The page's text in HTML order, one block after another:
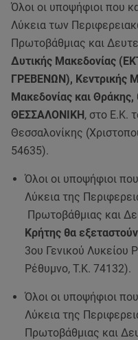
Όλοι οι υποψήφιοι που
Λύκεια των
Πρωτοβάθμιας και
Δυτικής Μακεδονίας
ΓΡΕΒΕΝΩΝ), Κεντρικής
Μακεδονίας και Θράκης,
ΘΕΣΣΑΛΟΝΙΚΗ, στο Ε.Κ.
Θεσσαλονίκης
54635).
Όλοι οι υποψήφιοι
Λύκεια της
Πρωτοβάθμιας και
Κρήτης θα
3ου Γενικού Λυκείου
Ρέθυμνο, Τ.Κ. 74132).
Όλοι οι υποψήφιοι
Λύκεια της
Πρωτοβάθμιας και